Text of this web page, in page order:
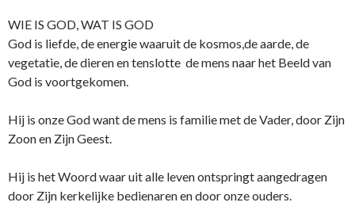
WIE IS GOD, WAT IS GOD
God is liefde, de energie waaruit de kosmos,de aarde, de
vegetatie, de dieren en tenslotte de mens naar het Beeld van
God is voortgekomen.
Hij is o­nze God want de mens is familie met de Vader, door Zijn
Zoon en Zijn Geest.
Hij is het Woord waar uit alle leven o­ntspringt aangedragen
door Zijn kerkelijke bedienaren en door o­nze ouders.